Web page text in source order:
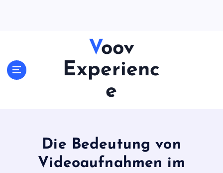
Voov
Experienc
e
Die Bedeutung von
Videoaufnahmen im